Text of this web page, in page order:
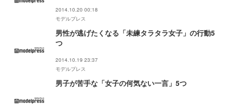
2014.10.20 00:18
モデルプレス
男性が逃げたくなる「未練タラタラ女子」の行動5
つ
2014.10.19 23:37
モデルプレス
男子が苦手な「女子の何気ない一言」5つ